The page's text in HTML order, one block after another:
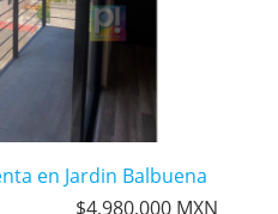
en Jardin Balbuena
$4,980,000 MXN